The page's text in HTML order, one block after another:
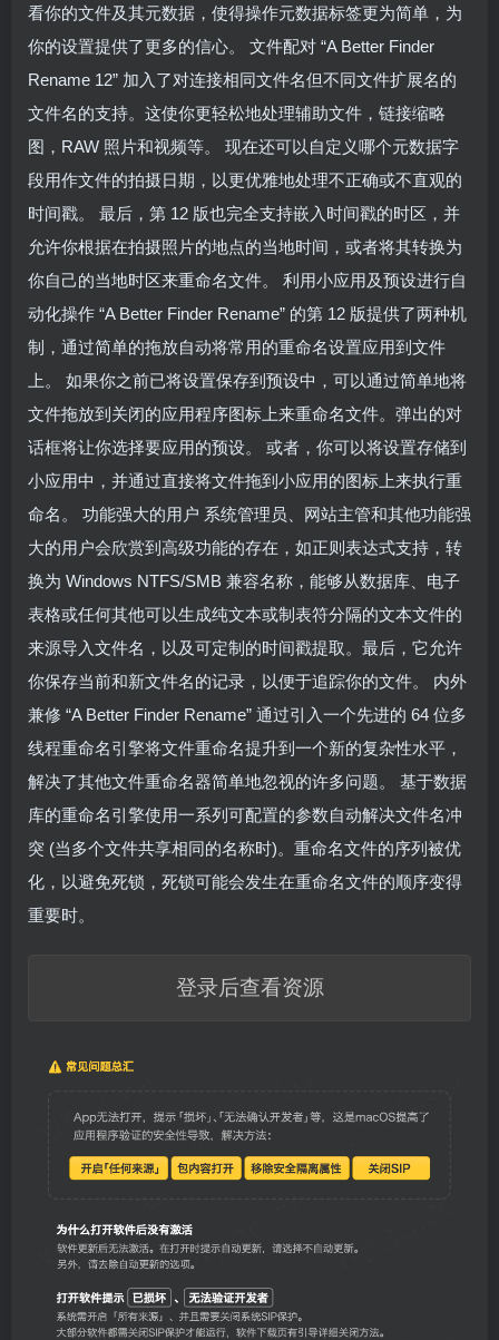
看你的文件及其元数据，使得操作元数据标签更为简单，为
你的设置提供了更多的信心。 文件配对 “A Better Finder
Rename 12” 加入了对连接相同文件名但不同文件扩展名的
文件名的支持。这使你更轻松地处理辅助文件，链接缩略
图，RAW 照片和视频等。 现在还可以自定义哪个元数据字
段用作文件的拍摄日期，以更优雅地处理不正确或不直观的
时间戳。 最后，第 12 版也完全支持嵌入时间戳的时区，并
允许你根据在拍摄照片的地点的当地时间，或者将其转换为
你自己的当地时区来重命名文件。 利用小应用及预设进行自
动化操作 “A Better Finder Rename” 的第 12 版提供了两种机
制，通过简单的拖放自动将常用的重命名设置应用到文件
上。 如果你之前已将设置保存到预设中，可以通过简单地将
文件拖放到关闭的应用程序图标上来重命名文件。弹出的对
话框将让你选择要应用的预设。 或者，你可以将设置存储到
小应用中，并通过直接将文件拖到小应用的图标上来执行重
命名。 功能强大的用户 系统管理员、网站主管和其他功能强
大的用户会欣赏到高级功能的存在，如正则表达式支持，转
换为 Windows NTFS/SMB 兼容名称，能够从数据库、电子
表格或任何其他可以生成纯文本或制表符分隔的文本文件的
来源导入文件名，以及可定制的时间戳提取。最后，它允许
你保存当前和新文件名的记录，以便于追踪你的文件。 内外
兼修 “A Better Finder Rename” 通过引入一个先进的 64 位多
线程重命名引擎将文件重命名提升到一个新的复杂性水平，
解决了其他文件重命名器简单地忽视的许多问题。 基于数据
库的重命名引擎使用一系列可配置的参数自动解决文件名冲
突 (当多个文件共享相同的名称时)。重命名文件的序列被优
化，以避免死锁，死锁可能会发生在重命名文件的顺序变得
重要时。
登录后查看资源